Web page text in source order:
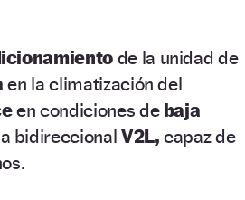
de la unidad de
en la climatización del
en condiciones de baja
bidireccional V2L, capaz de